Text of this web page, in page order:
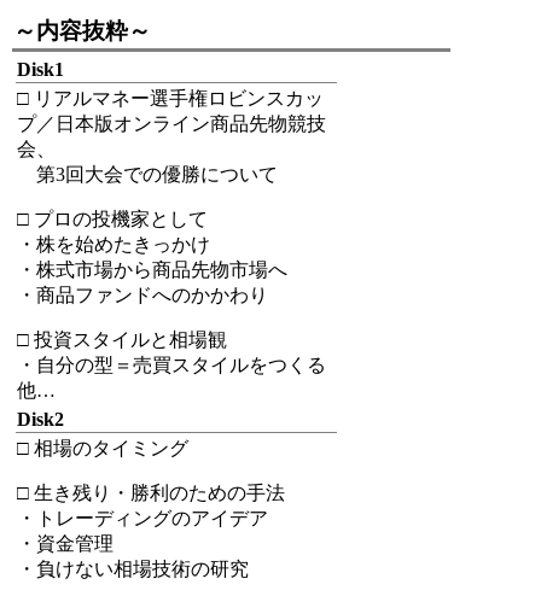
～内容抜粋～
Disk1
□ リアルマネー選手権ロビンスカッ
プ／日本版オンライン商品先物競技
会、
第3回大会での優勝について
□ プロの投機家として
・株を始めたきっかけ
・株式市場から商品先物市場へ
・商品ファンドへのかかわり
□ 投資スタイルと相場観
・自分の型＝売買スタイルをつくる
他…
Disk2
□ 相場のタイミング
□ 生き残り・勝利のための手法
・トレーディングのアイデア
・資金管理
・負けない相場技術の研究